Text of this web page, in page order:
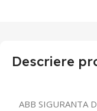
Descriere
ABB SIGURANTA